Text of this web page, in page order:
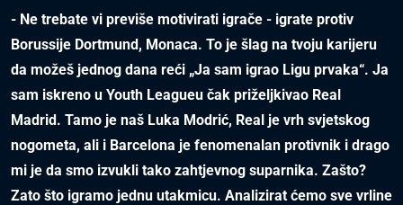
- Ne trebate vi previše motivirati igrače - igrate protiv
Borussije Dortmund, Monaca. To je šlag na tvoju karijeru
da možeš jednog dana reći „Ja sam igrao Ligu prvaka“. Ja
sam iskreno u Youth Leagueu čak priželjkivao Real
Madrid. Tamo je naš Luka Modrić, Real je vrh svjetskog
nogometa, ali i Barcelona je fenomenalan protivnik i drago
mi je da smo izvukli tako zahtjevnog suparnika. Zašto?
Zato što igramo jednu utakmicu. Analizirat ćemo sve vrline